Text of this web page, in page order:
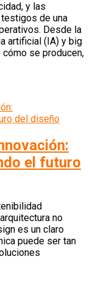
y las
de una
Desde la
artificial (IA) y big
se producen,
el futuro
no
es un claro
puede ser tan